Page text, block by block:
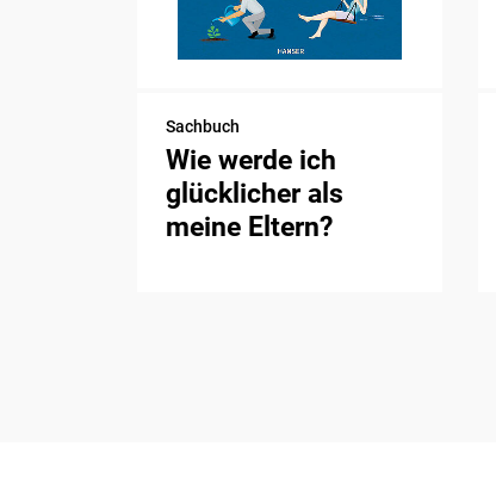
Sachbuch
Wie werde ich
glücklicher als
meine Eltern?